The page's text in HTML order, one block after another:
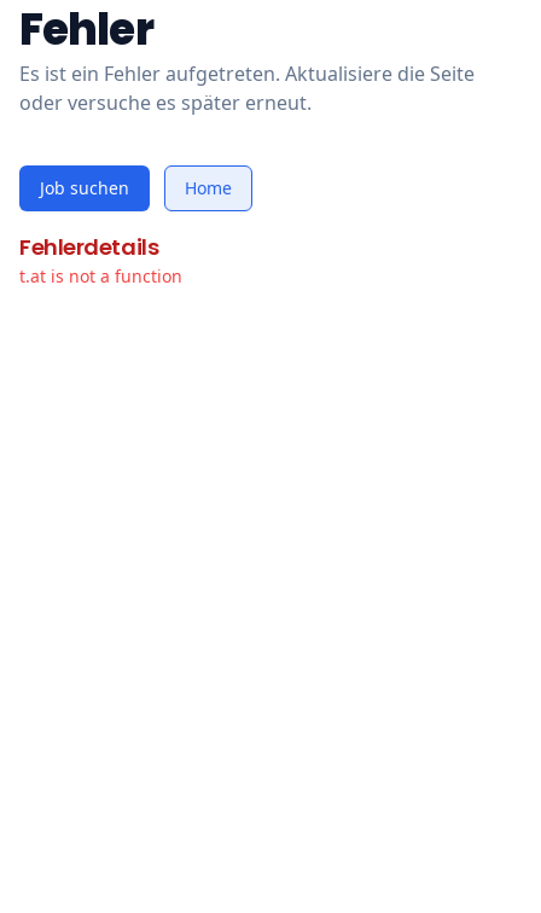
Fehler
Es ist ein Fehler aufgetreten. Aktualisiere die Seite
oder versuche es später erneut.
Job suchen Home
Fehlerdetails
t.at is not a function